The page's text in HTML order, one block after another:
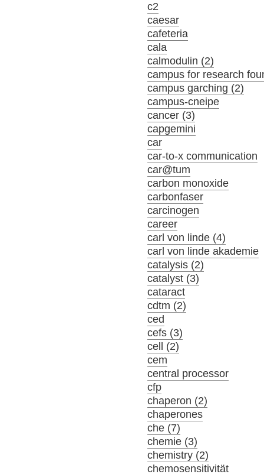
c2
caesar
cafeteria
cala
calmodulin (2)
campus for research
campus garching (2)
campus-cneipe
cancer (3)
capgemini
car
car-to-x communication
car@tum
carbon monoxide
carbonfaser
carcinogen
career
carl von linde (4)
carl von linde akademie
catalysis (2)
catalyst (3)
cataract
cdtm (2)
ced
cefs (3)
cell (2)
cem
central processor
cfp
chaperon (2)
chaperones
che (7)
chemie (3)
chemistry (2)
chemosensitivität